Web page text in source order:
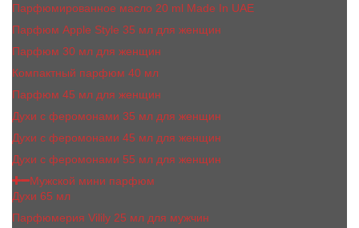
Парфюмированное масло 20 ml Made In UAE
Парфюм Apple Style 35 мл для женщин
Парфюм 30 мл для женщин
Компактный парфюм 40 мл
Парфюм 45 мл для женщин
Духи с феромонами 35 мл для женщин
Духи с феромонами 45 мл для женщин
Духи с феромонами 55 мл для женщин
Мужской мини парфюм
Духи 65 мл
Парфюмерия Vilily 25 мл для мужчин